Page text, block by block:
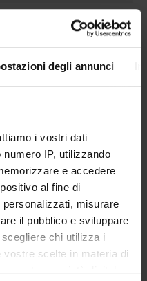
degli annunci
i vostri dati
IP, utilizzando
e accedere
al fine di
misurare
il pubblico e sviluppare
chi utilizza i
scelte in materia di
questa proprietà digitale